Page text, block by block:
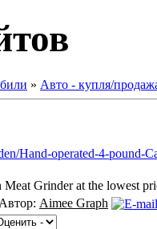
» Авто - купля/
Hand-operated-4-pound-
Grinder at the lowest
Aimee Graph